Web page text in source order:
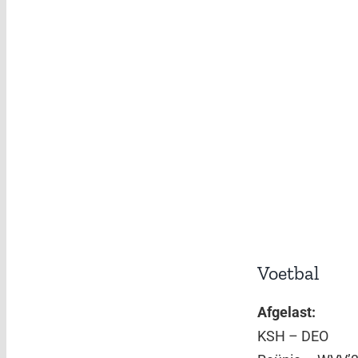
Voetbal
Afgelast:
KSH – DEO